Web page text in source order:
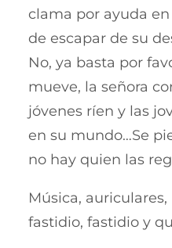
clama por ayuda
de escapar de su
No, ya basta por
mueve, la señora
jóvenes ríen y las
en su mundo…Se
no hay quien las
Música,
fastidio, fastidio y